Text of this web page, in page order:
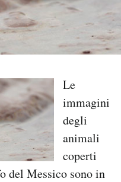
Le
immagini
degli
animali
coperti
del Messico sono in